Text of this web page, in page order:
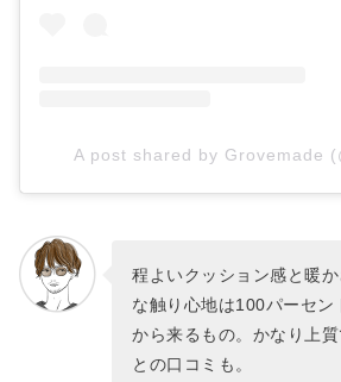
A post shared by Grovemade
程よいクッション感と暖
な触り心地は100パーセン
から来るもの。かなり上
との口コミも。